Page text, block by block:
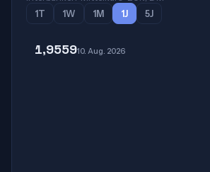
1T
1W 1M 1J 5J
1,955910. Aug. 2026